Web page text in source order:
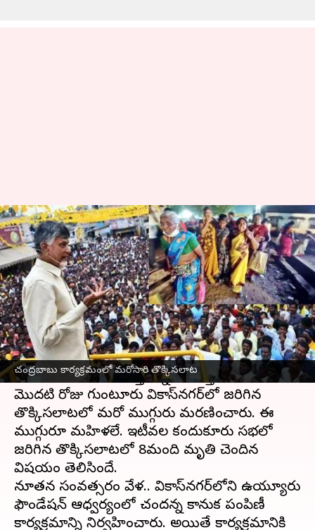
చంద్రబాబు కార్యక్రమంలో మరోసారి తొక్కిసలాట
చంద్రబాబుకే ఎందుకు ఇలా
జరుగుతోంది? మరోసారి
తొక్కిసలాట.. ముగ్గురు మృతి
వ్రాసిన వారు Stalin Jan 02, 2023 09:27 am
ఈ వార్తాకథనం ఏంటి
చంద్రబాబు సభల్లో వరుస విషాదాలు టీడీపీని
కలవరపాటుకు గురి చేస్తున్నాయి. కొత్త ఏడాదిలో
మొదటి రోజు గుంటూరు వికాస్‌నగర్‌లో జరిగిన
తొక్కిసలాటలో మరో ముగ్గురు మరణించారు. ఈ
ముగ్గురూ మహిళలే. ఇటీవల కందుకూరు సభలో
జరిగిన తొక్కిసలాటలో 8మంది మృతి చెందిన
విషయం తెలిసిందే.
నూతన సంవత్సరం వేళ.. వికాస్‌నగర్‌లోని ఉయ్యూరు
ఫౌండేషన్ ఆధ్వర్యంలో చంద్రన్న కానుక పంపిణీ
కార్యక్రమాన్ని నిర్వహించారు. అయితే కార్యక్రమానికి